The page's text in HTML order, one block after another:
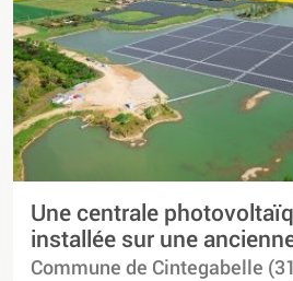
Une centrale
installée sur une
Commune de Cintegabelle